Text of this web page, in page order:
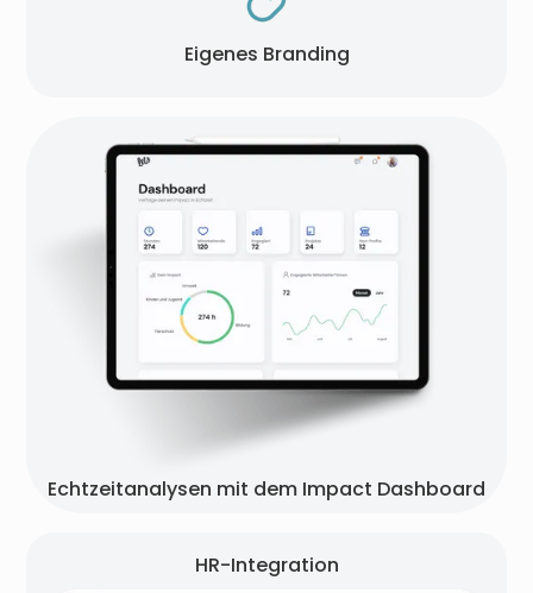
Eigenes Branding
Echtzeitanalysen mit dem Impact Dashboard
HR-Integration